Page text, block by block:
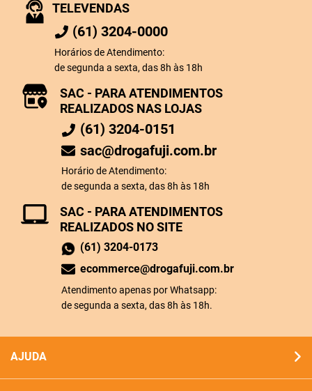
TELEVENDAS
(61) 3204-0000
Horários de Atendimento:
de segunda a sexta, das 8h às 18h
SAC - PARA ATENDIMENTOS
REALIZADOS NO SITE
(61) 3204-0173
ecommerce@drogafuji.com.br
Atendimento apenas por Whatsapp:
de segunda a sexta, das 8h às 18h.
SAC - PARA ATENDIMENTOS
REALIZADOS NAS LOJAS
(61) 3204-0151
sac@drogafuji.com.br
Horário de Atendimento:
de segunda a sexta, das 8h às 18h
AJUDA